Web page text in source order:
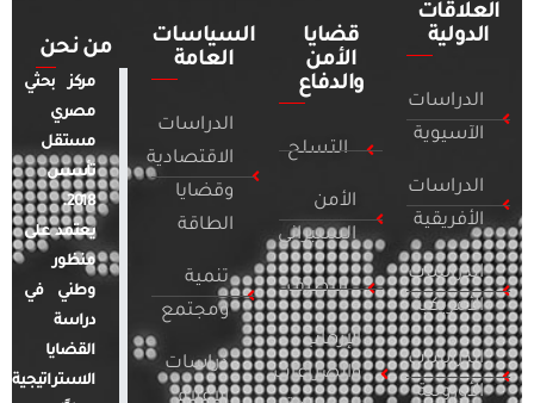
العلاقات
الدولية
الدراسات
الآسيوية
الدراسات
الأفريقية
الدراسات
الأمريكية
الدراسات
الأوروبية
قضايا
الأمن
والدفاع
التسلح
الأمن
السيبراني
التطرف
الإرهاب
والصراعات
السياسات
العامة
الدراسات
الاقتصادية
وقضايا
الطاقة
تنمية
ومجتمع
دراسات
الإعلام
من نحن
مركز بحثي
مصري
مستقل
تأسس
2018.
يعتمد على
منظور
وطني في
دراسة
القضايا
الاستراتيجية